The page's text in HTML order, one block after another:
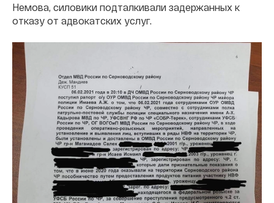
Немова, силовики подталкивали задержанных к
отказу от адвокатских услуг.